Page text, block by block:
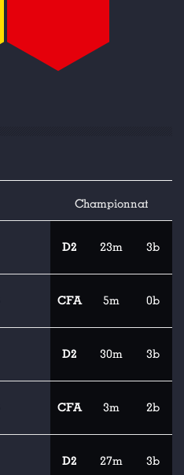
Championnat
D2 23m 3b
CFA 5m 0b
D2 30m 3b
CFA 3m 2b
D2 27m 3b